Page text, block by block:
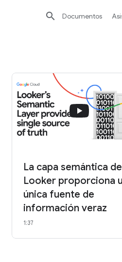
La capa semántica de
Looker proporciona
única fuente de
información veraz
1:37
 Documentos